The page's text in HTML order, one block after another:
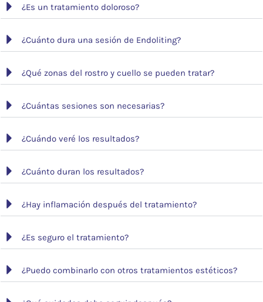
¿Es un tratamiento doloroso?
¿Cuánto dura una sesión de Endoliting?
¿Qué zonas del rostro y cuello se pueden tratar?
¿Cuántas sesiones son necesarias?
¿Cuándo veré los resultados?
¿Cuánto duran los resultados?
¿Hay inflamación después del tratamiento?
¿Es seguro el tratamiento?
¿Puedo combinarlo con otros tratamientos estéticos?